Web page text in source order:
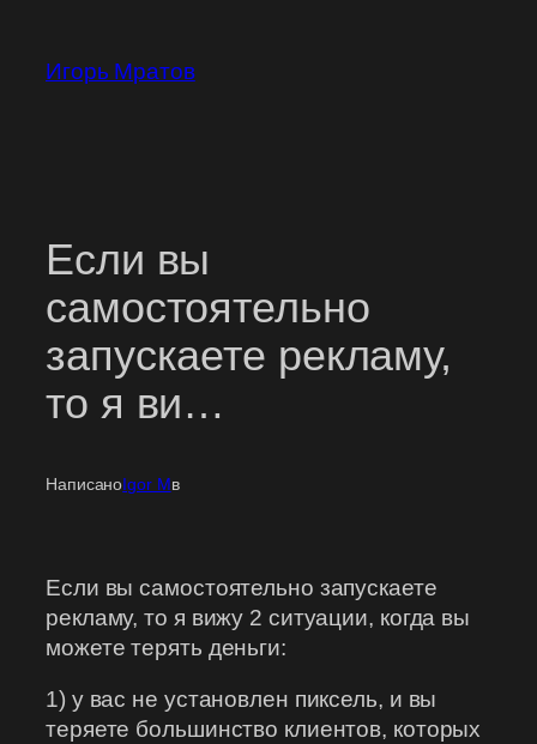
содержимому
Игорь Мратов
Если вы
самостоятельно
запускаете рекламу,
то я ви…
НаписаноIgor Mв
Если вы самостоятельно запускаете
рекламу, то я вижу 2 ситуации, когда вы
можете терять деньги:
1) у вас не установлен пиксель, и вы
теряете большинство клиентов, которых